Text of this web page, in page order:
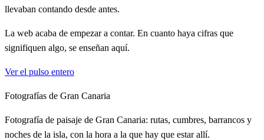
llevaban contando desde antes.
La web acaba de empezar a contar. En cuanto haya cifras que
signifiquen algo, se enseñan aquí.
Ver el pulso entero
Fotografías de Gran Canaria
Fotografía de paisaje de Gran Canaria: rutas, cumbres, barrancos y
noches de la isla, con la hora a la que hay que estar allí.